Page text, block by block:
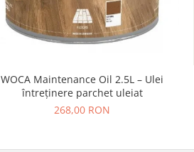
WOCA Maintenance Oil 2.5L – Ulei
întreținere parchet uleiat
268,00 RON